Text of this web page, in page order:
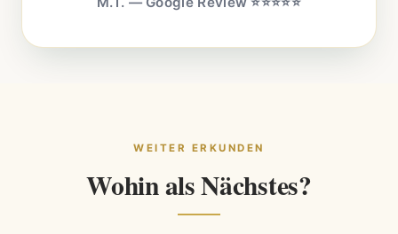
WEITER ERKUNDEN
Wohin als Nächstes?